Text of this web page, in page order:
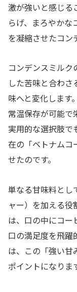
激が強いと感じる
らげ、まろやか
を凝縮させたコン
コンデンスミルク
した苦味と合わ
味へと変化します
常温保存が可能で
実用的な選択肢で
在の「ベトナムコ
せたのです。
単なる甘味料とし
ャー）を加える役
は、口の中にコー
口の満足度を飛躍
は、この「強い甘
ポイントになりま